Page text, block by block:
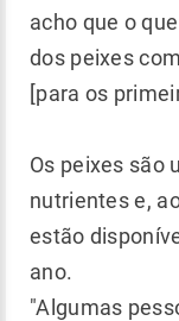
acho que o
dos peixes
[para os
Os peixes são
nutrientes e,
estão
ano.
"Algumas